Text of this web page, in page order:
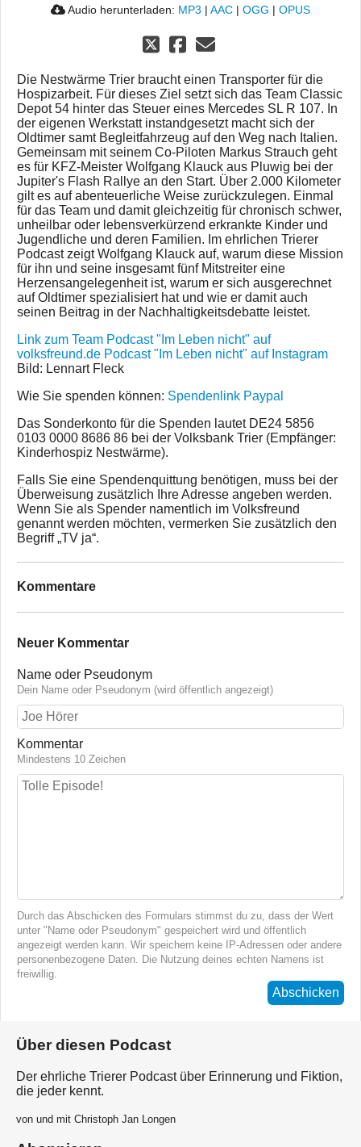
Audio herunterladen: MP3 | AAC | OGG | OPUS
Die Nestwärme Trier braucht einen Transporter für die
Hospizarbeit. Für dieses Ziel setzt sich das Team Classic
Depot 54 hinter das Steuer eines Mercedes SL R 107. In
der eigenen Werkstatt instandgesetzt macht sich der
Oldtimer samt Begleitfahrzeug auf den Weg nach Italien.
Gemeinsam mit seinem Co-Piloten Markus Strauch geht
es für KFZ-Meister Wolfgang Klauck aus Pluwig bei der
Jupiter's Flash Rallye an den Start. Über 2.000 Kilometer
gilt es auf abenteuerliche Weise zurückzulegen. Einmal
für das Team und damit gleichzeitig für chronisch schwer,
unheilbar oder lebensverkürzend erkrankte Kinder und
Jugendliche und deren Familien. Im ehrlichen Trierer
Podcast zeigt Wolfgang Klauck auf, warum diese Mission
für ihn und seine insgesamt fünf Mitstreiter eine
Herzensangelegenheit ist, warum er sich ausgerechnet
auf Oldtimer spezialisiert hat und wie er damit auch
seinen Beitrag in der Nachhaltigkeitsdebatte leistet.
Link zum Team Podcast "Im Leben nicht" auf
volksfreund.de Podcast "Im Leben nicht" auf Instagram
Bild: Lennart Fleck
Wie Sie spenden können: Spendenlink Paypal
Das Sonderkonto für die Spenden lautet DE24 5856
0103 0000 8686 86 bei der Volksbank Trier (Empfänger:
Kinderhospiz Nestwärme).
Falls Sie eine Spendenquittung benötigen, muss bei der
Überweisung zusätzlich Ihre Adresse angeben werden.
Wenn Sie als Spender namentlich im Volksfreund
genannt werden möchten, vermerken Sie zusätzlich den
Begriff „TV ja“.
Kommentare
Neuer Kommentar
Name oder Pseudonym
Dein Name oder Pseudonym (wird öffentlich angezeigt)
Kommentar
Mindestens 10 Zeichen
Durch das Abschicken des Formulars stimmst du zu, dass der Wert
unter "Name oder Pseudonym" gespeichert wird und öffentlich
angezeigt werden kann. Wir speichern keine IP-Adressen oder andere
personenbezogene Daten. Die Nutzung deines echten Namens ist
freiwillig.
Abschicken
Über diesen Podcast
Der ehrliche Trierer Podcast über Erinnerung und Fiktion,
die jeder kennt.
von und mit Christoph Jan Longen